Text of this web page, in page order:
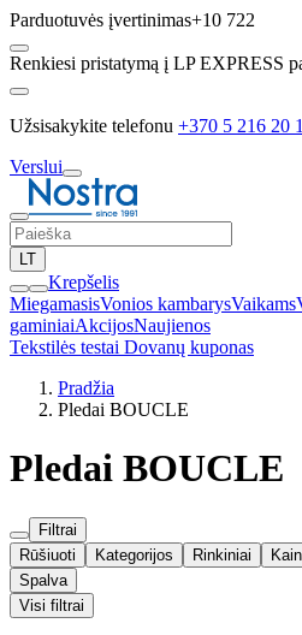
Parduotuvės įvertinimas+10 722
Renkiesi pristatymą į LP EXPRESS
Užsisakykite telefonu +370 5 216 20
Verslui
LT
Krepšelis
MiegamasisVonios kambarysVaikams
gaminiaiAkcijosNaujienos
Tekstilės testai Dovanų kuponas
Pradžia
Pledai BOUCLE
Pledai BOUCLE
Filtrai
Rūšiuoti
Kategorijos Rinkiniai
Spalva
Visi filtrai